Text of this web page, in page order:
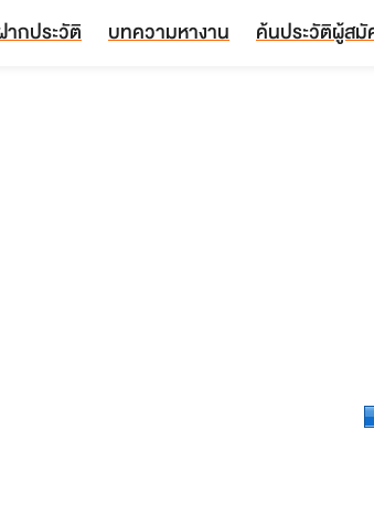
ากประวัติ บทความหางาน ค้นประวัติผู้สมั